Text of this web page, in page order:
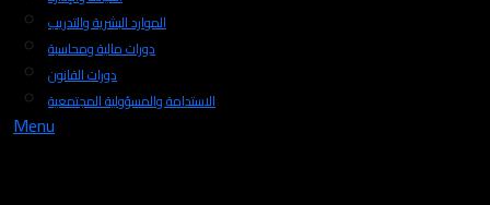
الموارد البشرية والتدريب
دورات مالية ومحاسبة
دورات القانون
الاستدامة والمسؤولية المجتمعية
Menu